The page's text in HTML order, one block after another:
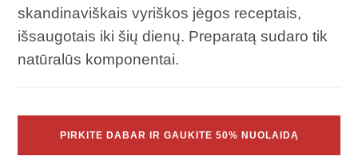
skandinaviškais vyriškos jėgos receptais,
išsaugotais iki šių dienų. Preparatą sudaro tik
natūralūs komponentai.
PIRKITE DABAR IR GAUKITE 50% NUOLAIDĄ